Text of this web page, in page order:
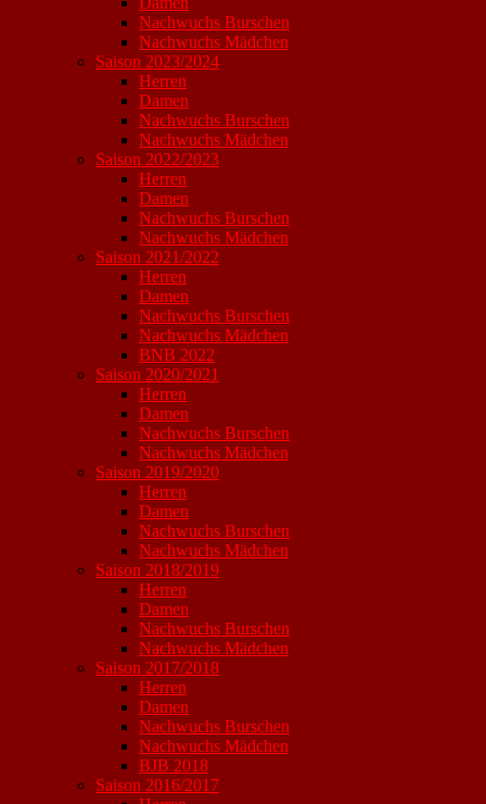
Nachwuchs Burschen
Nachwuchs Mädchen
Saison 2023/2024
Herren
Damen
Nachwuchs Burschen
Nachwuchs Mädchen
Saison 2022/2023
Herren
Damen
Nachwuchs Burschen
Nachwuchs Mädchen
Saison 2021/2022
Herren
Damen
Nachwuchs Burschen
Nachwuchs Mädchen
BNB 2022
Saison 2020/2021
Herren
Damen
Nachwuchs Burschen
Nachwuchs Mädchen
Saison 2019/2020
Herren
Damen
Nachwuchs Burschen
Nachwuchs Mädchen
Saison 2018/2019
Herren
Damen
Nachwuchs Burschen
Nachwuchs Mädchen
Saison 2017/2018
Herren
Damen
Nachwuchs Burschen
Nachwuchs Mädchen
BJB 2018
Saison 2016/2017